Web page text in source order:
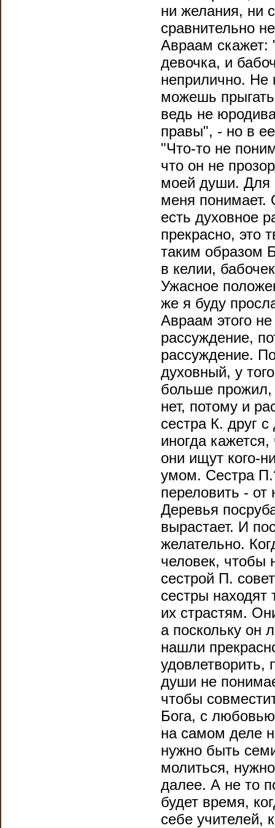
ни желания, ни
сравнительно
Авраам скажет:
девочка, и
неприлично. Не
можешь
ведь не
правы", - но в
"Что-то не
что он не
моей души. Для
меня понимает.
есть духовное
прекрасно, это
таким образом
в келии,
Ужасное
же я буду
Авраам этого
рассуждение,
рассуждение.
духовный, у
больше прожил,
нет, потому и
сестра К. друг
иногда
они ищут кого-
умом. Сестра
переловить - от
Деревья
вырастает. И
желательно.
человек, чтобы
сестрой П.
сестры находят
их страстям.
а поскольку он
нашли
удовлетворить,
души не
чтобы
Бога, с
на самом деле
нужно быть
молиться,
далее. А не то
будет время,
себе учителей,